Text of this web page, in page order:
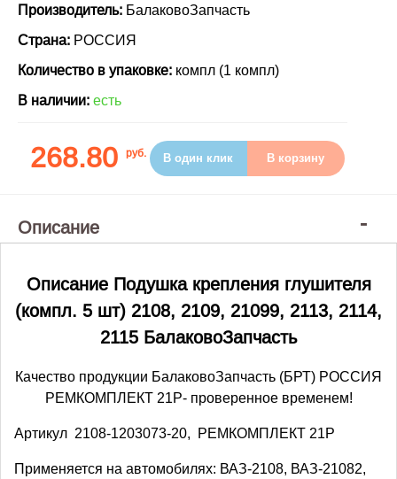
Производитель: БалаковоЗапчасть
Страна: РОССИЯ
Количество в упаковке: компл (1 компл)
В наличии: есть
268.80 руб. В один клик В корзину
Описание
Описание Подушка крепления глушителя
(компл. 5 шт) 2108, 2109, 21099, 2113, 2114,
2115 БалаковоЗапчасть
Качество продукции БалаковоЗапчасть (БРТ) РОССИЯ
РЕМКОМПЛЕКТ 21Р- проверенное временем!
Артикул 2108-1203073-20, РЕМКОМПЛЕКТ 21Р
Применяется на автомобилях: ВАЗ-2108, ВАЗ-21082,